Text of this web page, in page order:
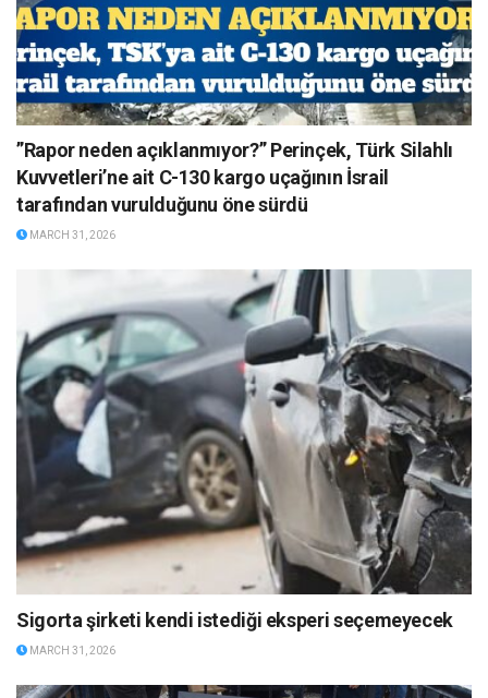
”Rapor neden açıklanmıyor?” Perinçek, Türk Silahlı
Kuvvetleri’ne ait C-130 kargo uçağının İsrail
tarafından vurulduğunu öne sürdü
MARCH 31, 2026
Sigorta şirketi kendi istediği eksperi seçemeyecek
MARCH 31, 2026